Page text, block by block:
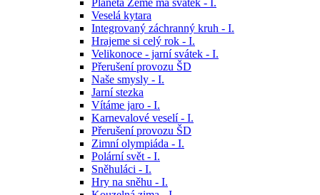
Planeta Země má svátek - I.
Veselá kytara
Integrovaný záchranný kruh - I.
Hrajeme si celý rok - I.
Velikonoce - jarní svátek - I.
Přerušení provozu ŠD
Naše smysly - I.
Jarní stezka
Vítáme jaro - I.
Karnevalové veselí - I.
Přerušení provozu ŠD
Zimní olympiáda - I.
Polární svět - I.
Sněhuláci - I.
Hry na sněhu - I.